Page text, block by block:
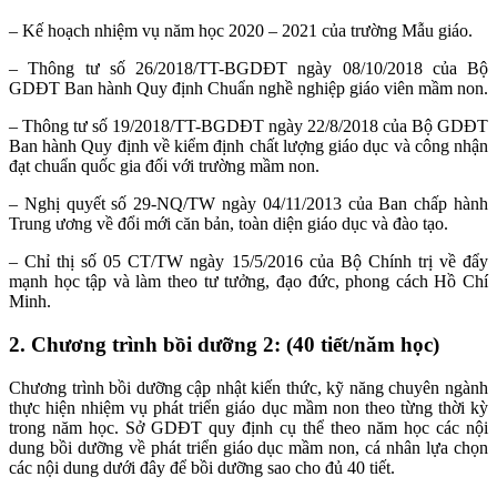
– Kế hoạch nhiệm vụ năm học 2020 – 2021 của trường Mẫu giáo.
– Thông tư số 26/2018/TT-BGDĐT ngày 08/10/2018 của Bộ
GDĐT Ban hành Quy định Chuẩn nghề nghiệp giáo viên mầm non.
– Thông tư số 19/2018/TT-BGDĐT ngày 22/8/2018 của Bộ GDĐT
Ban hành Quy định về kiểm định chất lượng giáo dục và công nhận
đạt chuẩn quốc gia đối với trường mầm non.
– Nghị quyết số 29-NQ/TW ngày 04/11/2013 của Ban chấp hành
Trung ương về đổi mới căn bản, toàn diện giáo dục và đào tạo.
– Chỉ thị số 05 CT/TW ngày 15/5/2016 của Bộ Chính trị về đẩy
mạnh học tập và làm theo tư tưởng, đạo đức, phong cách Hồ Chí
Minh.
2. Chương trình bồi dưỡng 2: (40 tiết/năm học)
Chương trình bồi dưỡng cập nhật kiến thức, kỹ năng chuyên ngành
thực hiện nhiệm vụ phát triển giáo dục mầm non theo từng thời kỳ
trong năm học. Sở GDĐT quy định cụ thể theo năm học các nội
dung bồi dưỡng về phát triển giáo dục mầm non, cá nhân lựa chọn
các nội dung dưới đây để bồi dưỡng sao cho đủ 40 tiết.